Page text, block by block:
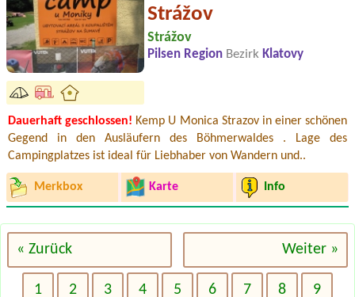
Strážov
Strážov
Pilsen Region Bezirk Klatovy
Dauerhaft geschlossen! Kemp U Monica Strazov in einer schönen
Gegend in den Ausläufern des Böhmerwaldes . Lage des
Campingplatzes ist ideal für Liebhaber von Wandern und..
Merkbox Karte Info
« Zurück Weiter »
1 2 3 4 5 6 7 8 9